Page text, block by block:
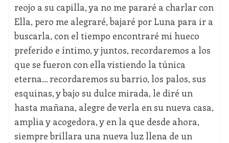
reojo a su capilla, ya no me pararé a charlar con
Ella, pero me alegraré, bajaré por Luna para ir a
buscarla, con el tiempo encontraré mi hueco
preferido e íntimo, y juntos, recordaremos a los
que se fueron con ella vistiendo la túnica
eterna… recordaremos su barrio, los palos, sus
esquinas, y bajo su dulce mirada, le diré un
hasta mañana, alegre de verla en su nueva casa,
amplia y acogedora, y en la que desde ahora,
siempre brillara una nueva luz llena de un